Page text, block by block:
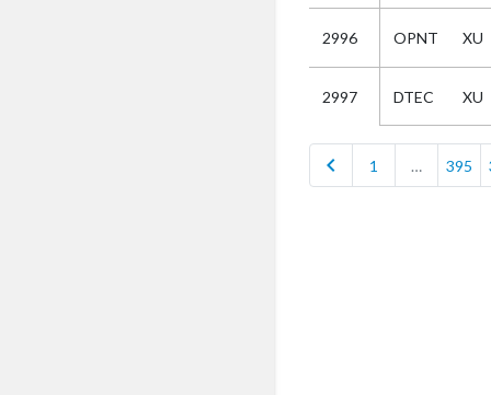
2996 OPNT XU
2997 DTEC XU
chevron_left 1 … 395